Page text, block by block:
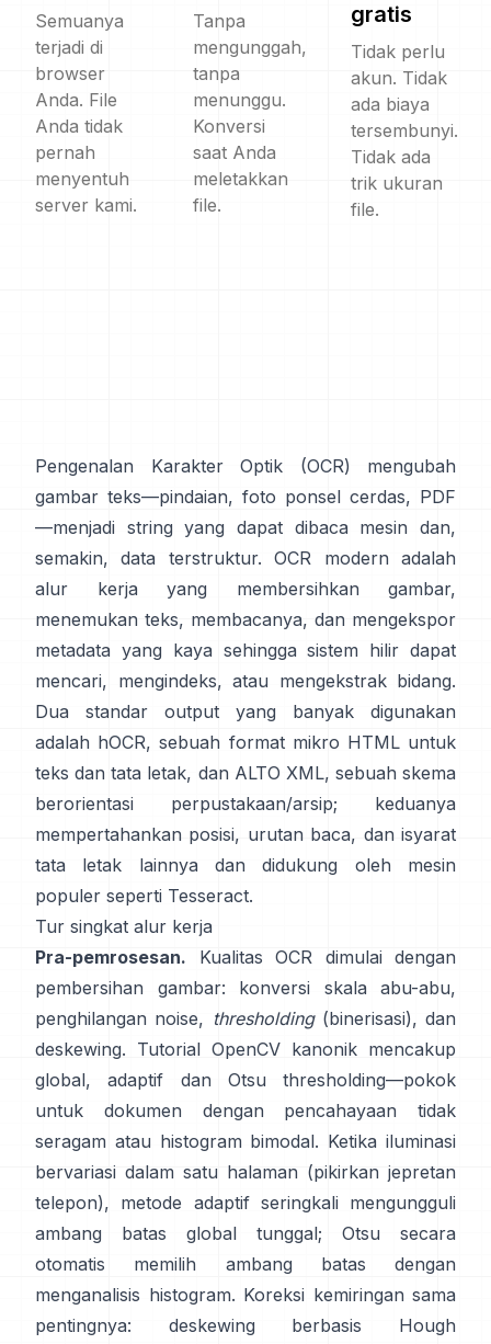
Semuanya
terjadi di
browser
Anda. File
Anda tidak
pernah
menyentuh
server kami.
Tanpa
mengunggah,
tanpa
menunggu.
Konversi
saat Anda
meletakkan
file.
gratis
Tidak perlu
akun. Tidak
ada biaya
tersembunyi.
Tidak ada
trik ukuran
file.
Pengenalan Karakter Optik (OCR) mengubah
gambar teks—pindaian, foto ponsel cerdas, PDF
—menjadi string yang dapat dibaca mesin dan,
semakin, data terstruktur. OCR modern adalah
alur kerja yang membersihkan gambar,
menemukan teks, membacanya, dan mengekspor
metadata yang kaya sehingga sistem hilir dapat
mencari, mengindeks, atau mengekstrak bidang.
Dua standar output yang banyak digunakan
adalah hOCR, sebuah format mikro HTML untuk
teks dan tata letak, dan ALTO XML, sebuah skema
berorientasi perpustakaan/arsip; keduanya
mempertahankan posisi, urutan baca, dan isyarat
tata letak lainnya dan didukung oleh mesin
populer seperti Tesseract.
Tur singkat alur kerja
Pra-pemrosesan. Kualitas OCR dimulai dengan
pembersihan gambar: konversi skala abu-abu,
penghilangan noise, thresholding(binerisasi), dan
deskewing. Tutorial OpenCV kanonik mencakup
global,
adaptif dan Otsu
thresholding—pokok
untuk dokumen dengan pencahayaan tidak
seragam atau histogram bimodal. Ketika iluminasi
bervariasi dalam satu halaman (pikirkan jepretan
telepon), metode adaptif seringkali mengungguli
ambang batas global tunggal; Otsu secara
otomatis memilih ambang batas dengan
menganalisis histogram. Koreksi kemiringan sama
pentingnya: deskewing berbasis Hough